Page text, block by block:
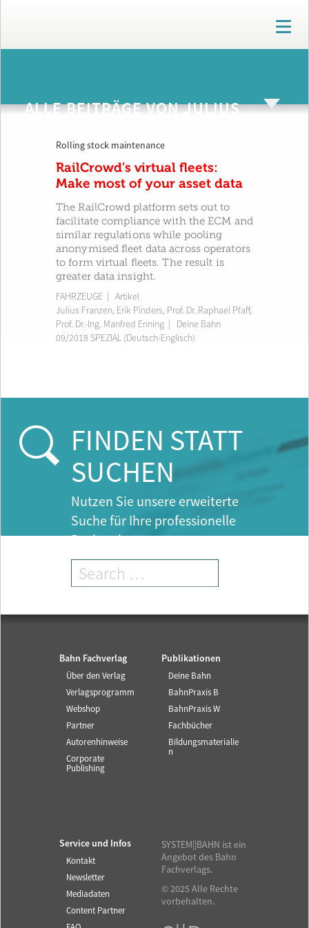
T
o
g
n
ALLE BEITRÄGE VON JULIUS
Rolling stock maintenance
RailCrowd’s virtual fleets:
Make most of your asset data
The RailCrowd platform sets out to
facilitate compliance with the ECM and
similar regulations while pooling
anonymised fleet data across operators
to form virtual fleets. The result is
greater data insight.
FAHRZEUGE | Artikel
Julius Franzen, Erik Pinders, Prof. Dr. Raphael Pfaff,
Prof. Dr.-Ing. Manfred Enning
Deine Bahn
09/2018 SPEZIAL (Deutsch-Englisch)
FINDEN STATT
SUCHEN
Nutzen Sie unsere erweiterte
Suche für Ihre professionelle
Recherche.
Bahn Fachverlag
Über den Verlag
Verlagsprogramm
Webshop
Partner
Autorenhinweise
Corporate
Publishing
Publikationen
Deine Bahn
BahnPraxis B
BahnPraxis W
Fachbücher
Bildungsmaterialie
n
Service und Infos
Kontakt
Newsletter
Mediadaten
Content Partner
SYSTEM||BAHN ist ein
Angebot des Bahn
Fachverlags.
© 2025 Alle Rechte
vorbehalten.